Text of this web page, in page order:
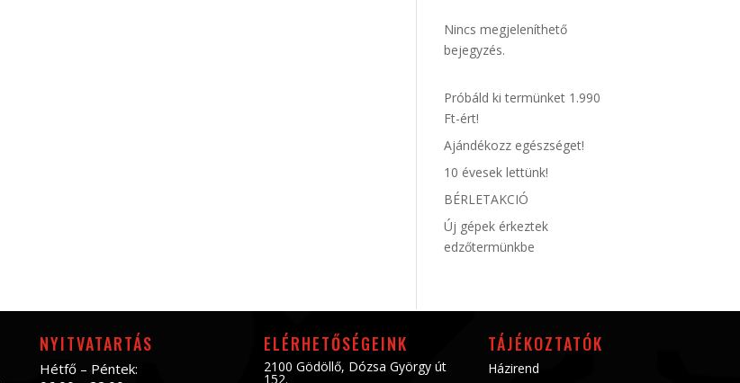
Nincs megjeleníthető
bejegyzés.
Próbáld ki termünket 1.990
Ft-ért!
Ajándékozz egészséget!
10 évesek lettünk!
BÉRLETAKCIÓ
Új gépek érkeztek
edzőtermünkbe
NYITVATARTÁS
Hétfő – Péntek:
ELÉRHETŐSÉGEINK
2100 Gödöllő, Dózsa György út
152.
TÁJÉKOZTATÓK
Házirend